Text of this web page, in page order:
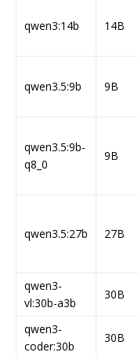
qwen3:14b 14B
qwen3.5:9b 9B
qwen3.5:9b-
q8_0
9B
qwen3.5:27b 27B
qwen3-
vl:30b-a3b
30B
qwen3-
coder:30b
30B